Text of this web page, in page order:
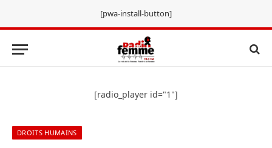
[pwa-install-button]
[radio_player id="1"]
DROITS HUMAINS